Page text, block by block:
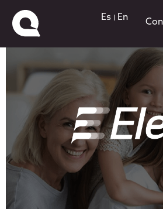
Contactanos!
Laboratorio ELEA